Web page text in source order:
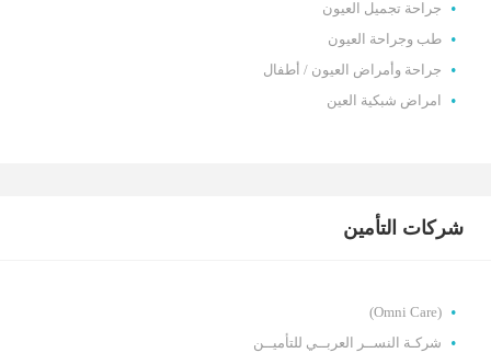
جراحة تجميل العيون
طب وجراحة العيون
جراحة وأمراض العيون / أطفال
امراض شبكية العين
شركات التأمين
(Omni Care)
شركـة النســر العربــي للتأميــن